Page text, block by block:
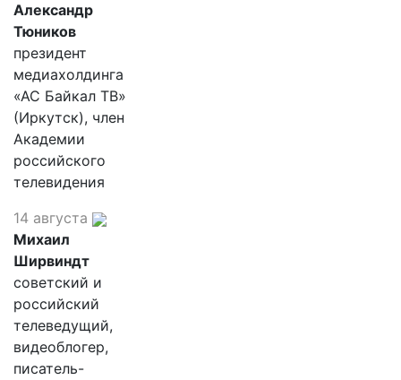
Александр
Тюников
президент
медиахолдинга
«АС Байкал ТВ»
(Иркутск), член
Академии
российского
телевидения
14 августа
Михаил
Ширвиндт
советский и
российский
телеведущий,
видеоблогер,
писатель-